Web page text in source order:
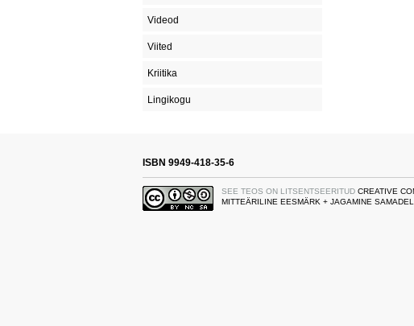
Videod
Viited
Kriitika
Lingikogu
ISBN 9949-418-35-6
SEE TEOS ON LITSENTSEERITUD CREATIVE
MITTEÄRILINE EESMÄRK + JAGAMINE